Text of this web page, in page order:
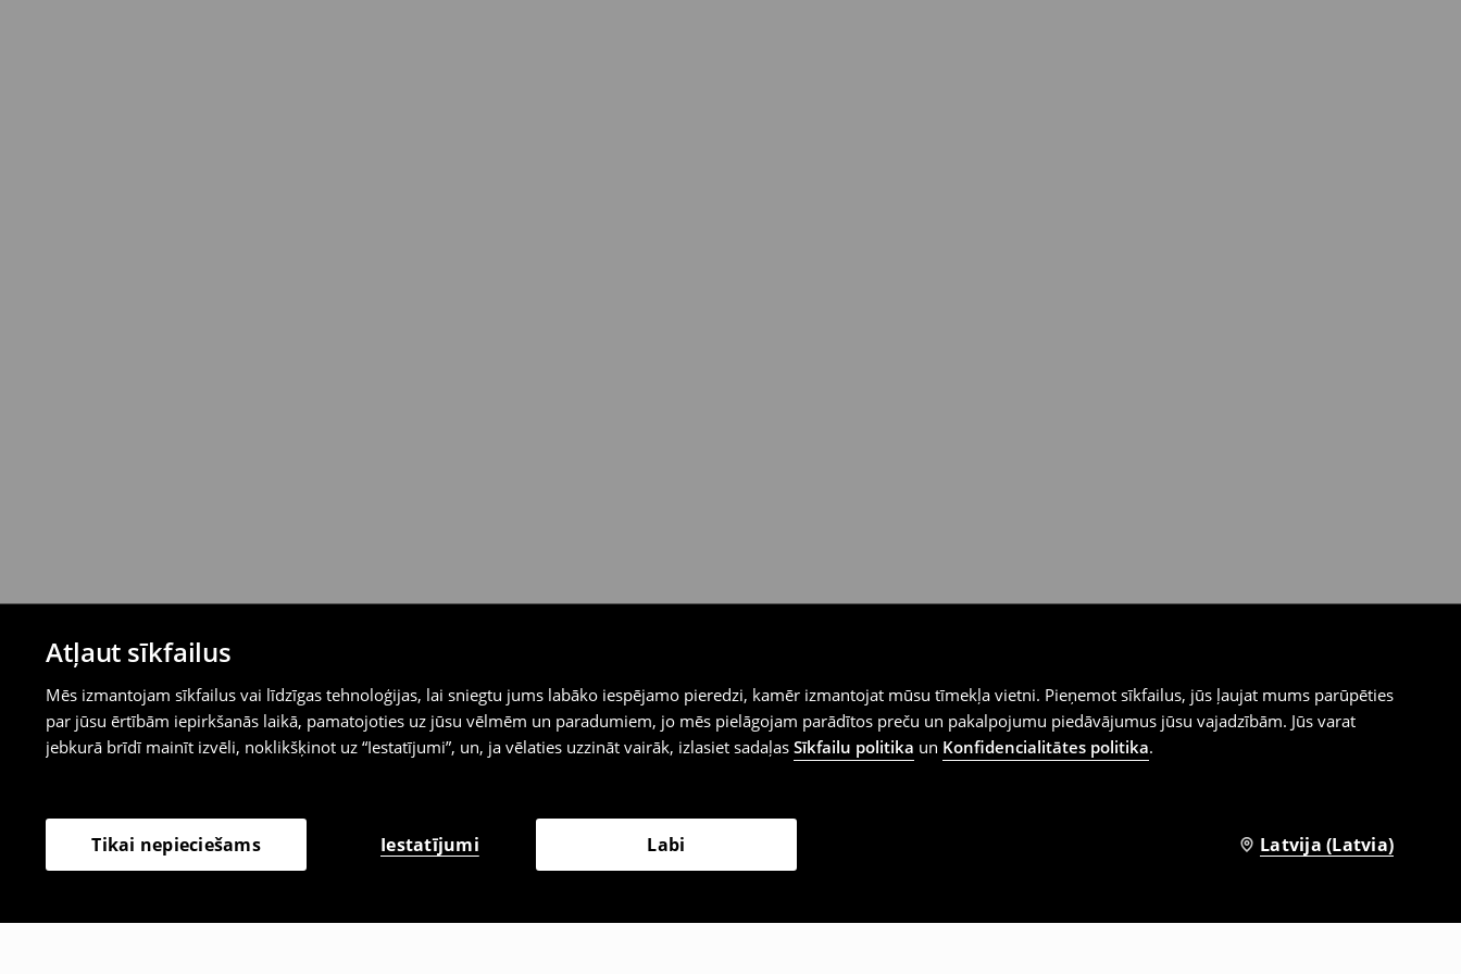
Atļaut sīkfailus
Mēs izmantojam sīkfailus vai līdzīgas tehnoloģijas, lai sniegtu jums labāko iespējamo pieredzi, kamēr izmantojat mūsu tīmekļa vietni. Pieņemot sīkfailus, jūs ļaujat mums parūpēties
par jūsu ērtībām iepirkšanās laikā, pamatojoties uz jūsu vēlmēm un paradumiem, jo mēs pielāgojam parādītos preču un pakalpojumu piedāvājumus jūsu vajadzībām. Jūs varat
jebkurā brīdī mainīt izvēli, noklikšķinot uz “Iestatījumi”, un, ja vēlaties uzzināt vairāk, izlasiet sadaļas Sīkfailu politika un Konfidencialitātes politika.
Tikai nepieciešams Iestatījumi Labi Latvija (Latvia)